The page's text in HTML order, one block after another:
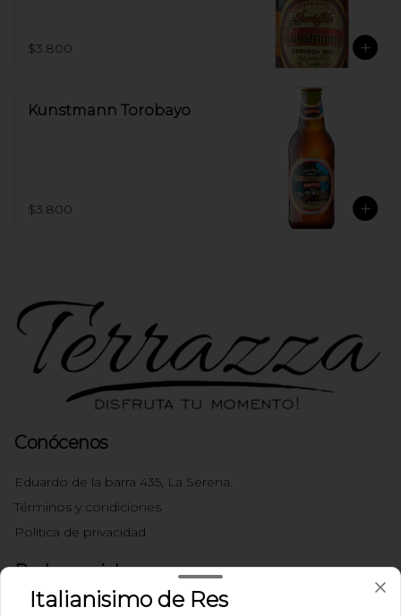
$3.800
Kunstmann Torobayo
$3.800
Conócenos
Eduardo de la barra 435, La Serena.
Términos y condiciones
Política de privacidad
Redes sociales
Instagram
Italianisimo de Res